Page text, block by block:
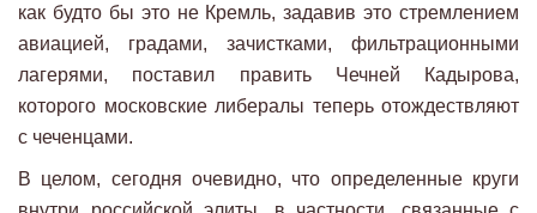
как будто бы это не Кремль, задавив это стремлением
авиацией, градами, зачистками, фильтрационными
лагерями, поставил править Чечней Кадырова,
которого московские либералы теперь отождествляют
с чеченцами.
В целом, сегодня очевидно, что определенные круги